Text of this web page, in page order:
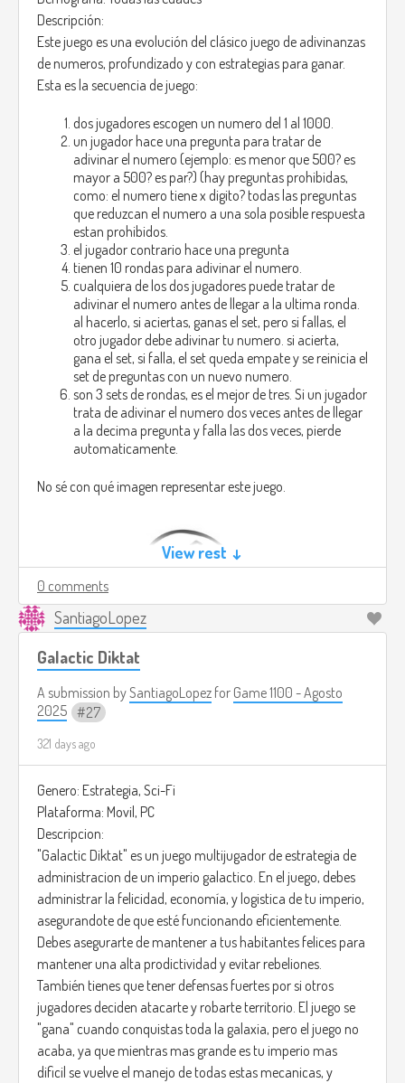
Descripción:
Este juego es una evolución del clásico juego de adivinanzas
de numeros, profundizado y con estrategias para ganar.
Esta es la secuencia de juego:
dos jugadores escogen un numero del 1 al 1000.
un jugador hace una pregunta para tratar de
adivinar el numero (ejemplo: es menor que 500? es
mayor a 500? es par?) (hay preguntas prohibidas,
como: el numero tiene x digito? todas las preguntas
que reduzcan el numero a una sola posible respuesta
estan prohibidos.
el jugador contrario hace una pregunta
tienen 10 rondas para adivinar el numero.
cualquiera de los dos jugadores puede tratar de
adivinar el numero antes de llegar a la ultima ronda.
al hacerlo, si aciertas, ganas el set, pero si fallas, el
otro jugador debe adivinar tu numero. si acierta,
gana el set, si falla, el set queda empate y se reinicia el
set de preguntas con un nuevo numero.
son 3 sets de rondas, es el mejor de tres. Si un jugador
trata de adivinar el numero dos veces antes de llegar
a la decima pregunta y falla las dos veces, pierde
automaticamente.
No sé con qué imagen representar este juego.
View rest ↓
0 comments
SantiagoLopez
Galactic Diktat
A submission bySantiagoLopez for Game 1100 - Agosto
2025
27
321 days ago
Genero: Estrategia, Sci-Fi
Plataforma: Movil, PC
Descripcion:
"Galactic Diktat" es un juego multijugador de estrategia de
administracion de un imperio galactico. En el juego, debes
administrar la felicidad, economía, y logistica de tu imperio,
asegurandote de que esté funcionando eficientemente.
Debes asegurarte de mantener a tus habitantes felices para
mantener una alta prodictividad y evitar rebeliones.
También tienes que tener defensas fuertes por si otros
jugadores deciden atacarte y robarte territorio. El juego se
"gana" cuando conquistas toda la galaxia, pero el juego no
acaba, ya que mientras mas grande es tu imperio mas
dificil se vuelve el manejo de todas estas mecanicas, y